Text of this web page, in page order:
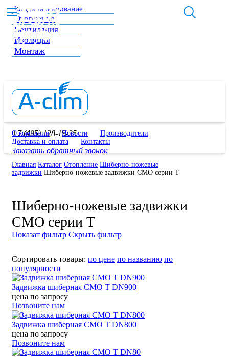
Кондиционирование
Отопление
Вентиляция
Изоляция
Монтаж
+7 (495) 128-19-35
Заказать обратный звонок
О компании Новости
Производители
Доставка и оплата
Контакты
Главная Каталог Отопление Шиберно-ножевые
задвижки Шиберно-ножевые задвижки CMO серии Т
Шиберно-ножевые задвижки
CMO серии Т
Показат фильтр Скрыть фильтр
Сортировать товары: по цене по названию по
популярности
Задвижка шиберная CMO Т DN900
цена по запросу
Позвоните нам
Задвижка шиберная CMO Т DN800
цена по запросу
Позвоните нам